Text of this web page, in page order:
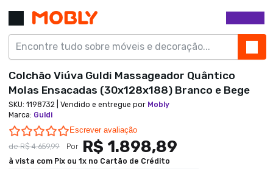
Colchão Viúva Guldi Massageador Quântico
Molas Ensacadas (30x128x188) Branco e Bege
SKU: 1198732 | Vendido e entregue por Mobly
Marca: Guldi
0.0 star rating
Escrever avaliação
deR$ 4.659,99 Por R$ 1.898,89
à vista com Pix ou 1x no Cartão de Crédito